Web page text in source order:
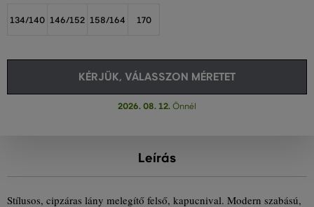
134/140 146/152 158/164 170
KÉRJÜK, VÁLASSZON MÉRETET
2026. 08. 12. Önnél
Leírás
Stílusos, cipzáras lány melegítő felső, kapucnival. Modern szabású,